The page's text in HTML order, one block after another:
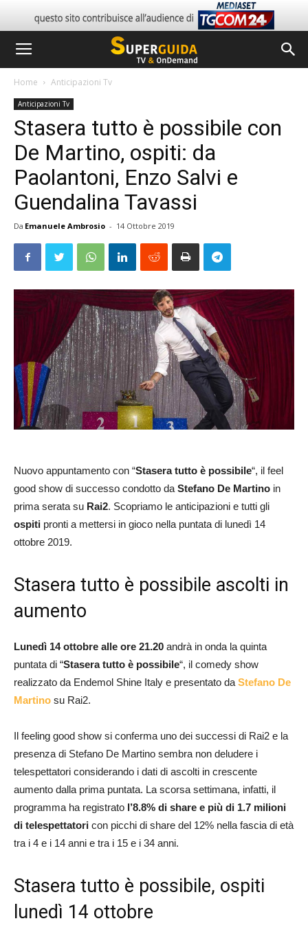
Home Anticipazioni Tv
Anticipazioni Tv
Stasera tutto è possibile con
De Martino, ospiti: da
Paolantoni, Enzo Salvi e
Guendalina Tavassi
Da Emanuele Ambrosio - 14 Ottobre 2019
Nuovo appuntamento con “Stasera tutto è possibile“, il feel
good show di successo condotto da Stefano De Martino in
prima serata su Rai2. Scopriamo le anticipazioni e tutti gli
ospiti pronti a mettersi in gioco nella puntata di lunedì 14
ottobre 2019.
Stasera tutto è possibile ascolti in
aumento
Lunedì 14 ottobre alle ore 21.20 andrà in onda la quinta
puntata di “Stasera tutto è possibile“, il comedy show
realizzato da Endemol Shine Italy e presentato da Stefano De
Martino su Rai2.
Il feeling good show si conferma uno dei successi di Rai2 e la
presenza di Stefano De Martino sembra non deludere i
telespettatori considerando i dati di ascolti in crescente
aumento dalla prima puntata. La scorsa settimana, infatti, il
programma ha registrato l’8.8% di share e più di 1.7 milioni
di telespettatori con picchi di share del 12% nella fascia di età
tra i 4 e i 14 anni e tra i 15 e i 34 anni.
Stasera tutto è possibile, ospiti
lunedì 14 ottobre